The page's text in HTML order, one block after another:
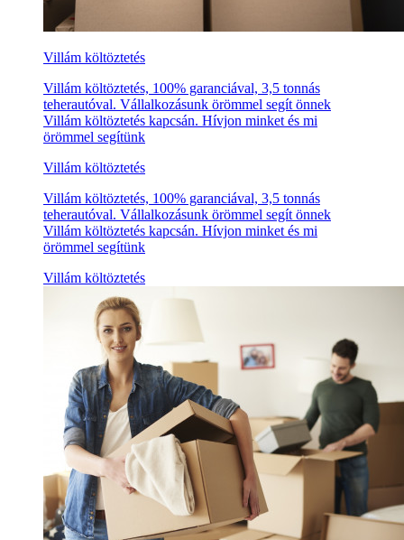
Villám költöztetés
Villám költöztetés, 100% garanciával, 3,5 tonnás
teherautóval. Vállalkozásunk örömmel segít önnek
Villám költöztetés kapcsán. Hívjon minket és mi
örömmel segítünk
Villám költöztetés
Villám költöztetés, 100% garanciával, 3,5 tonnás
teherautóval. Vállalkozásunk örömmel segít önnek
Villám költöztetés kapcsán. Hívjon minket és mi
örömmel segítünk
Villám költöztetés